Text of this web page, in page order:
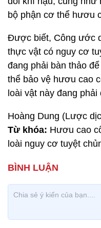
bộ phận cơ thể hươu
Được biết, Công ước
thực vật có nguy cơ
đang phải bàn thảo
thể bảo vệ hươu cao
loài vật này đang phải
Hoàng Dung (Lược
Từ khóa: Hươu cao
loài nguy cơ tuyệt